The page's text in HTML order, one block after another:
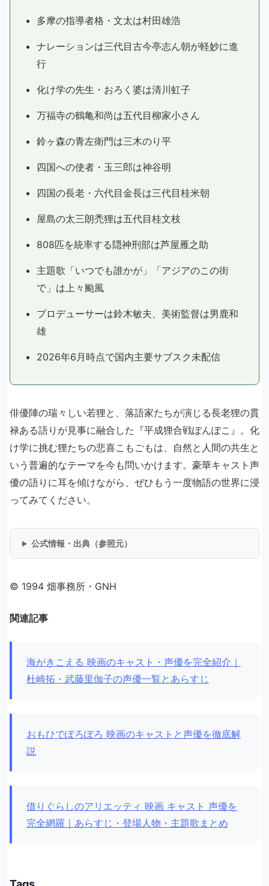
多摩の指導者格・文太は村田雄浩
ナレーションは三代目古今亭志ん朝が軽妙に進
行
化け学の先生・おろく婆は清川虹子
万福寺の鶴亀和尚は五代目柳家小さん
鈴ヶ森の青左衛門は三木のり平
四国への使者・玉三郎は神谷明
四国の長老・六代目金長は三代目桂米朝
屋島の太三朗禿狸は五代目桂文枝
808匹を統率する隠神刑部は芦屋雁之助
主題歌「いつでも誰かが」「アジアのこの街
で」は上々颱風
プロデューサーは鈴木敏夫、美術監督は男鹿和
雄
2026年6月時点で国内主要サブスク未配信
俳優陣の瑞々しい若狸と、落語家たちが演じる長老狸の貫
禄ある語りが見事に融合した『平成狸合戦ぽんぽこ』。化
け学に挑む狸たちの悲喜こもごもは、自然と人間の共生と
いう普遍的なテーマを今も問いかけます。豪華キャスト声
優の語りに耳を傾けながら、ぜひもう一度物語の世界に浸
ってみてください。
公式情報・出典（参照元）
© 1994 畑事務所・GNH
関連記事
海がきこえる 映画のキャスト・声優を完全紹介｜
杜崎拓・武藤里伽子の声優一覧とあらすじ
おもひでぽろぽろ 映画のキャストと声優を徹底解
説
借りぐらしのアリエッティ 映画 キャスト 声優を
完全網羅｜あらすじ・登場人物・主題歌まとめ